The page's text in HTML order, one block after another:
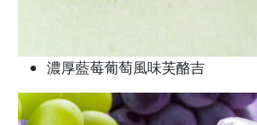
濃厚藍莓葡萄風味芙酪吉